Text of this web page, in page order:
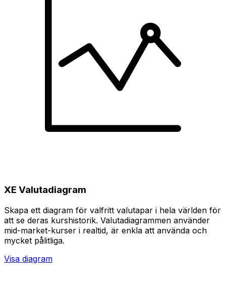
XE Valutadiagram
Skapa ett diagram för valfritt valutapar i hela världen för
att se deras kurshistorik. Valutadiagrammen använder
mid-market-kurser i realtid, är enkla att använda och
mycket pålitliga.
Visa diagram